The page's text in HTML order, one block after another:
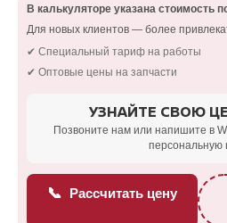
В калькуляторе указана стоимость
Для новых клиентов — более
✔ Специальный тариф на работы
✔ Оптовые цены на запчасти
УЗНАЙТЕ СВОЮ
Позвоните нам или напишите в
персональную
📞 Рассчитать цену